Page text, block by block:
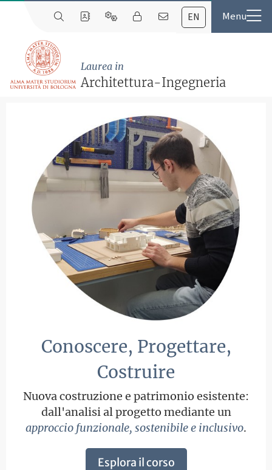
EN
Laurea in
Architettura-Ingegneria
Conoscere, Progettare,
Costruire
Nuova costruzione e patrimonio esistente:
dall'analisi al progetto mediante un
approccio funzionale, sostenibile e inclusivo.
Esplora il corso